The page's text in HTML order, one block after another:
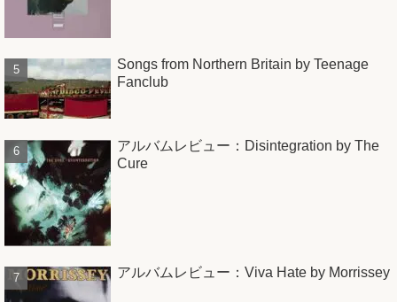
Songs from Northern Britain by Teenage
Fanclub
アルバムレビュー：Disintegration by The
Cure
アルバムレビュー：Viva Hate by Morrissey